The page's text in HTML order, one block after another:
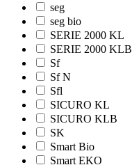
seg
seg bio
SERIE 2000 KL
SERIE 2000 KLB
Sf
Sf N
Sfl
SICURO KL
SICURO KLB
SK
Smart Bio
Smart EKO